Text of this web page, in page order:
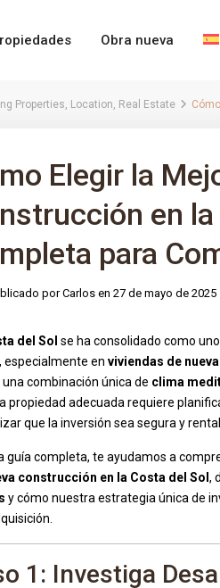
Obra nueva
Properties, Location, Real Estate
Elegir la
en
para
por Carlos en 27 de mayo de 2025
del Sol se ha consolidado como
especialmente en viviendas de
combinación única de clima
propiedad adecuada requiere
que la inversión sea segura y
guía completa, te ayudamos a
construcción en la Costa del Sol ,
y cómo nuestra estrategia única de
1: Investiga